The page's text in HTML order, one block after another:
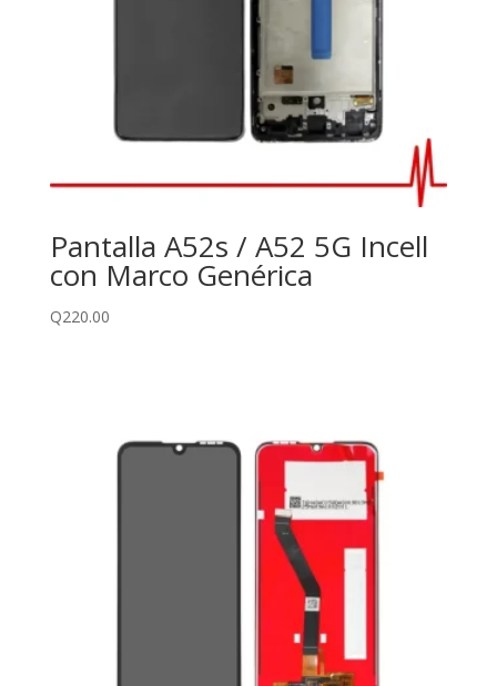
Pantalla A52s / A52 5G Incell
con Marco Genérica
Q220.00